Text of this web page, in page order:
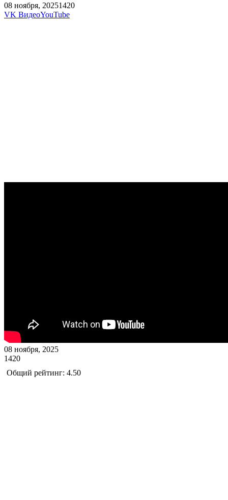
08 ноября, 20251420
VK ВидеоYouTube
08 ноября, 2025
1420
Общий рейтинг: 4.50